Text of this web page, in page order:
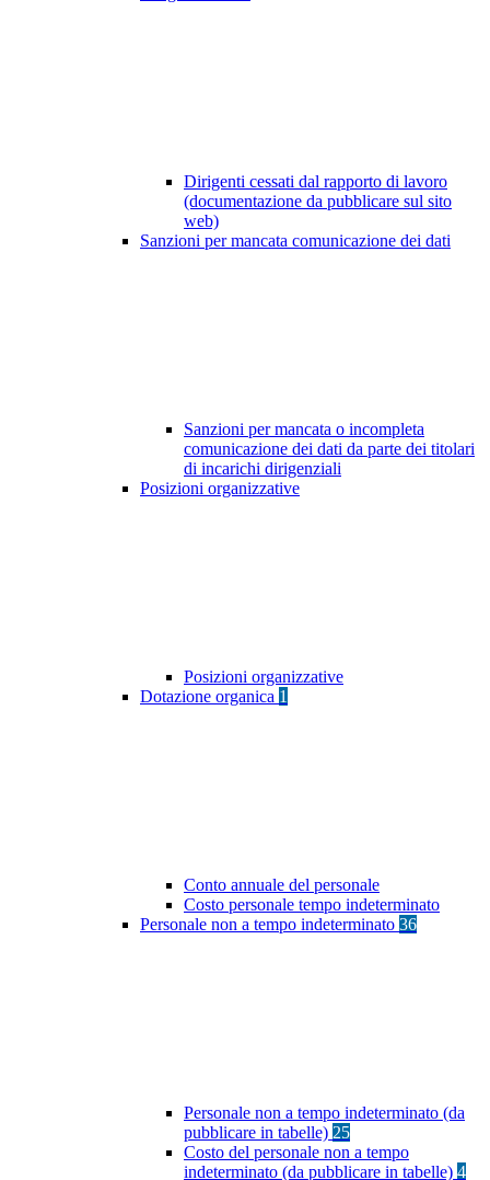
Dirigenti cessati dal rapporto di lavoro
(documentazione da pubblicare sul sito
web)
Sanzioni per mancata comunicazione dei dati
Sanzioni per mancata o incompleta
comunicazione dei dati da parte dei titolari
di incarichi dirigenziali
Posizioni organizzative
Posizioni organizzative
Dotazione organica 1
Conto annuale del personale
Costo personale tempo indeterminato
Personale non a tempo indeterminato 36
Personale non a tempo indeterminato (da
pubblicare in tabelle) 25
Costo del personale non a tempo
indeterminato (da pubblicare in tabelle) 4